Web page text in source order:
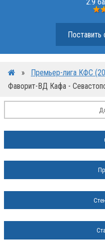
2.9
» Премьер-лига КФС
Фаворит-ВД Кафа -